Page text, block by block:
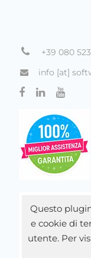
+39 080
info [at]
Questo
e cookie di
utente. Per